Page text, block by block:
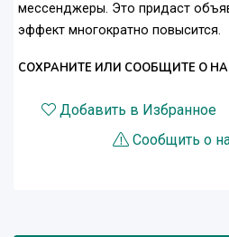
мессенджеры. Это придаст
эффект многократно повысится.
СОХРАНИТЕ ИЛИ СООБЩИТЕ О
Добавить в Избранное
Сообщить о